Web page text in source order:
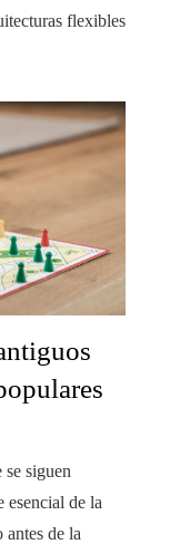
flexibles
se siguen
esencial de la
de la